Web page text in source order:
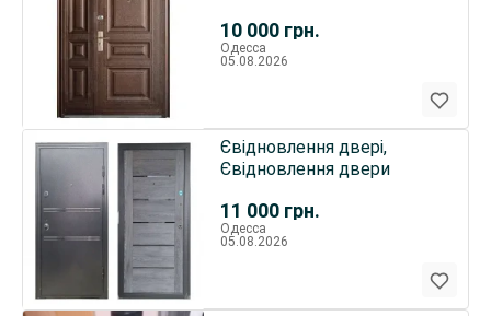
10 000 грн.
Одесса
05.08.2026
11 000 грн.
Євідновлення двері,
Євідновлення двери
Одесса
05.08.2026